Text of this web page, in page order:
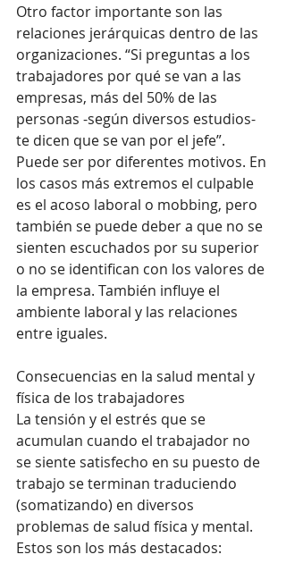
Otro factor importante son las
relaciones jerárquicas dentro de las
organizaciones. “Si preguntas a los
trabajadores por qué se van a las
empresas, más del 50% de las
personas -según diversos estudios-
te dicen que se van por el jefe”.
Puede ser por diferentes motivos. En
los casos más extremos el culpable
es el acoso laboral o mobbing, pero
también se puede deber a que no se
sienten escuchados por su superior
o no se identifican con los valores de
la empresa. También influye el
ambiente laboral y las relaciones
entre iguales.
Consecuencias en la salud mental y
física de los trabajadores
La tensión y el estrés que se
acumulan cuando el trabajador no
se siente satisfecho en su puesto de
trabajo se terminan traduciendo
(somatizando) en diversos
problemas de salud física y mental.
Estos son los más destacados: